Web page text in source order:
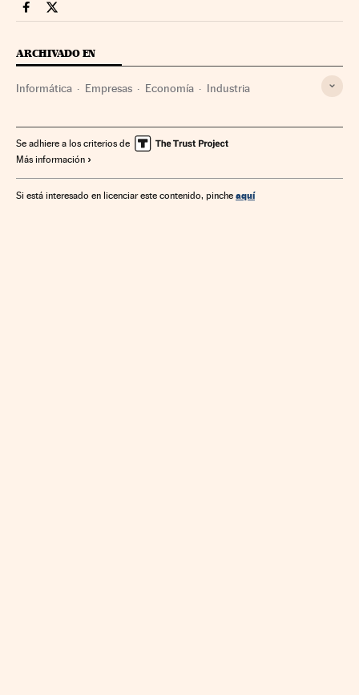
Companias Cinco Días en Facebook
Companias Cinco Días en Twitter
ARCHIVADO EN
Informática Empresas Economía Industria
Se adhiere a los criterios de
Más información
Si está interesado en licenciar este contenido, pinche aquí